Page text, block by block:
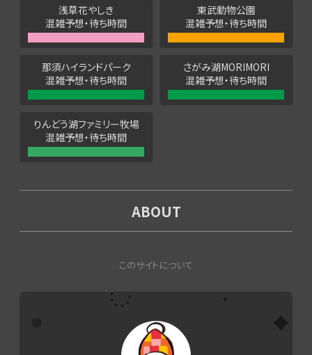
浅草花やしき
混雑予想・待ち時間
東武動物公園
混雑予想・待ち時間
那須ハイランドパーク
混雑予想・待ち時間
さがみ湖MORIMORI
混雑予想・待ち時間
りんどう湖ファミリー牧場
混雑予想・待ち時間
ABOUT
このサイトについて